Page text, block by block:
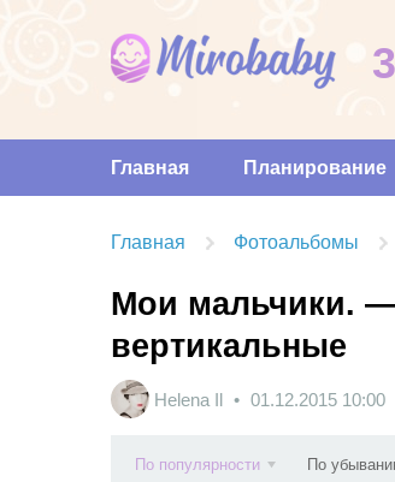
Главная Планирование
Главная Фотоальбомы
Мои мальчики.
вертикальные
Helena Il 01.12.2015 10:00
По популярности По